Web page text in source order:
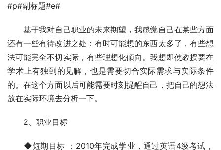
#p#副标题#e#
基于我对自己职业的未来期望，我感觉自己在某些方面
还有一些有待改进之处：有时可能想的东西太多了，有些想
法可能完全不切实际，有些理想化倾向。我想即使教授要在
学术上有独到的见解，也是需要切合实际需求与实际条件
的。在这个方面以后可能需要时刻提醒自己，把自己的想法
放在实际环境去分析一下。
2、职业目标
◆短期目标 ：2010年完成学业，通过英语4级考试，